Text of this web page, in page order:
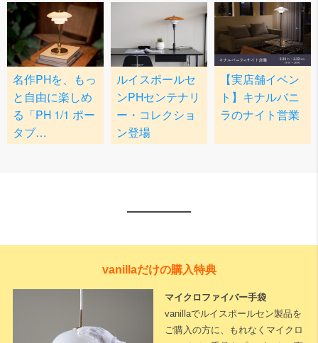
vanillaだけの購入特典
マイクロファイバー手袋
vanillaでルイスポールセン製品を
ご購入の方に、もれなくマイクロ